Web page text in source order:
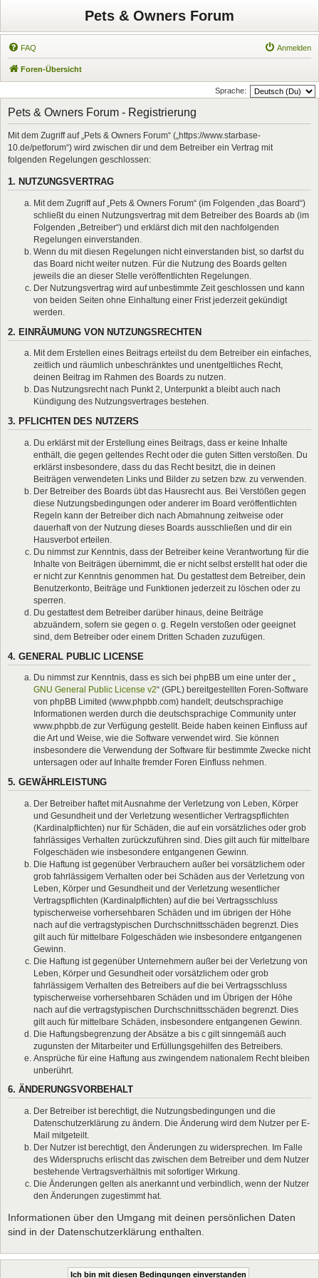
Pets & Owners Forum
FAQ Anmelden
Foren-Übersicht
Sprache:
Pets & Owners Forum - Registrierung
Mit dem Zugriff auf „Pets & Owners Forum“ („https://www.starbase-
10.de/petforum“) wird zwischen dir und dem Betreiber ein Vertrag mit
folgenden Regelungen geschlossen:
1. NUTZUNGSVERTRAG
Mit dem Zugriff auf „Pets & Owners Forum“ (im Folgenden „das Board“)
schließt du einen Nutzungsvertrag mit dem Betreiber des Boards ab (im
Folgenden „Betreiber“) und erklärst dich mit den nachfolgenden
Regelungen einverstanden.
Wenn du mit diesen Regelungen nicht einverstanden bist, so darfst du
das Board nicht weiter nutzen. Für die Nutzung des Boards gelten
jeweils die an dieser Stelle veröffentlichten Regelungen.
Der Nutzungsvertrag wird auf unbestimmte Zeit geschlossen und kann
von beiden Seiten ohne Einhaltung einer Frist jederzeit gekündigt
werden.
2. EINRÄUMUNG VON NUTZUNGSRECHTEN
Mit dem Erstellen eines Beitrags erteilst du dem Betreiber ein einfaches,
zeitlich und räumlich unbeschränktes und unentgeltliches Recht,
deinen Beitrag im Rahmen des Boards zu nutzen.
Das Nutzungsrecht nach Punkt 2, Unterpunkt a bleibt auch nach
Kündigung des Nutzungsvertrages bestehen.
3. PFLICHTEN DES NUTZERS
Du erklärst mit der Erstellung eines Beitrags, dass er keine Inhalte
enthält, die gegen geltendes Recht oder die guten Sitten verstoßen. Du
erklärst insbesondere, dass du das Recht besitzt, die in deinen
Beiträgen verwendeten Links und Bilder zu setzen bzw. zu verwenden.
Der Betreiber des Boards übt das Hausrecht aus. Bei Verstößen gegen
diese Nutzungsbedingungen oder anderer im Board veröffentlichten
Regeln kann der Betreiber dich nach Abmahnung zeitweise oder
dauerhaft von der Nutzung dieses Boards ausschließen und dir ein
Hausverbot erteilen.
Du nimmst zur Kenntnis, dass der Betreiber keine Verantwortung für die
Inhalte von Beiträgen übernimmt, die er nicht selbst erstellt hat oder die
er nicht zur Kenntnis genommen hat. Du gestattest dem Betreiber, dein
Benutzerkonto, Beiträge und Funktionen jederzeit zu löschen oder zu
sperren.
Du gestattest dem Betreiber darüber hinaus, deine Beiträge
abzuändern, sofern sie gegen o. g. Regeln verstoßen oder geeignet
sind, dem Betreiber oder einem Dritten Schaden zuzufügen.
4. GENERAL PUBLIC LICENSE
Du nimmst zur Kenntnis, dass es sich bei phpBB um eine unter der „
GNU General Public License v2“ (GPL) bereitgestellten Foren-Software
von phpBB Limited (www.phpbb.com) handelt; deutschsprachige
Informationen werden durch die deutschsprachige Community unter
www.phpbb.de zur Verfügung gestellt. Beide haben keinen Einfluss auf
die Art und Weise, wie die Software verwendet wird. Sie können
insbesondere die Verwendung der Software für bestimmte Zwecke nicht
untersagen oder auf Inhalte fremder Foren Einfluss nehmen.
5. GEWÄHRLEISTUNG
Der Betreiber haftet mit Ausnahme der Verletzung von Leben, Körper
und Gesundheit und der Verletzung wesentlicher Vertragspflichten
(Kardinalpflichten) nur für Schäden, die auf ein vorsätzliches oder grob
fahrlässiges Verhalten zurückzuführen sind. Dies gilt auch für mittelbare
Folgeschäden wie insbesondere entgangenen Gewinn.
Die Haftung ist gegenüber Verbrauchern außer bei vorsätzlichem oder
grob fahrlässigem Verhalten oder bei Schäden aus der Verletzung von
Leben, Körper und Gesundheit und der Verletzung wesentlicher
Vertragspflichten (Kardinalpflichten) auf die bei Vertragsschluss
typischerweise vorhersehbaren Schäden und im übrigen der Höhe
nach auf die vertragstypischen Durchschnittsschäden begrenzt. Dies
gilt auch für mittelbare Folgeschäden wie insbesondere entgangenen
Gewinn.
Die Haftung ist gegenüber Unternehmern außer bei der Verletzung von
Leben, Körper und Gesundheit oder vorsätzlichem oder grob
fahrlässigem Verhalten des Betreibers auf die bei Vertragsschluss
typischerweise vorhersehbaren Schäden und im Übrigen der Höhe
nach auf die vertragstypischen Durchschnittsschäden begrenzt. Dies
gilt auch für mittelbare Schäden, insbesondere entgangenen Gewinn.
Die Haftungsbegrenzung der Absätze a bis c gilt sinngemäß auch
zugunsten der Mitarbeiter und Erfüllungsgehilfen des Betreibers.
Ansprüche für eine Haftung aus zwingendem nationalem Recht bleiben
unberührt.
6. ÄNDERUNGSVORBEHALT
Der Betreiber ist berechtigt, die Nutzungsbedingungen und die
Datenschutzerklärung zu ändern. Die Änderung wird dem Nutzer per E-
Mail mitgeteilt.
Der Nutzer ist berechtigt, den Änderungen zu widersprechen. Im Falle
des Widerspruchs erlischt das zwischen dem Betreiber und dem Nutzer
bestehende Vertragsverhältnis mit sofortiger Wirkung.
Die Änderungen gelten als anerkannt und verbindlich, wenn der Nutzer
den Änderungen zugestimmt hat.
Informationen über den Umgang mit deinen persönlichen Daten
sind in der Datenschutzerklärung enthalten.